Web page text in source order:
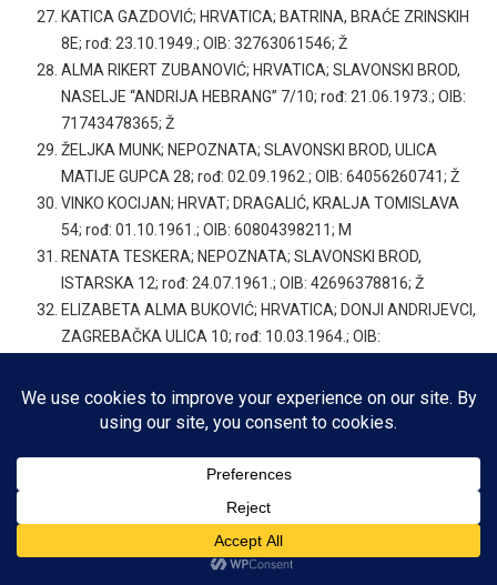
KATICA GAZDOVIĆ; HRVATICA; BATRINA, BRAĆE ZRINSKIH
8E; rođ: 23.10.1949.; OIB: 32763061546; Ž
ALMA RIKERT ZUBANOVIĆ; HRVATICA; SLAVONSKI BROD,
NASELJE “ANDRIJA HEBRANG” 7/10; rođ: 21.06.1973.; OIB:
71743478365; Ž
ŽELJKA MUNK; NEPOZNATA; SLAVONSKI BROD, ULICA
MATIJE GUPCA 28; rođ: 02.09.1962.; OIB: 64056260741; Ž
VINKO KOCIJAN; HRVAT; DRAGALIĆ, KRALJA TOMISLAVA
54; rođ: 01.10.1961.; OIB: 60804398211; M
RENATA TESKERA; NEPOZNATA; SLAVONSKI BROD,
ISTARSKA 12; rođ: 24.07.1961.; OIB: 42696378816; Ž
ELIZABETA ALMA BUKOVIĆ; HRVATICA; DONJI ANDRIJEVCI,
ZAGREBAČKA ULICA 10; rođ: 10.03.1964.; OIB:
MARA HERCEG; HRVATICA; BERAVCI, BERAVCI 238A; rođ:
02.10.1962.; OIB: 71796579849; Ž
GUNDULIĆA 3; rođ: 18.10.1993.; OIB: 10797517341; M
16.12.1967.; OIB: 37365072085; Ž
SVJETLANA TURSKI; HRVATICA; STARO TOPOLJE,
DALMATINSKA 36A; rođ: 02.07.1975.; OIB: 93783654794; Ž